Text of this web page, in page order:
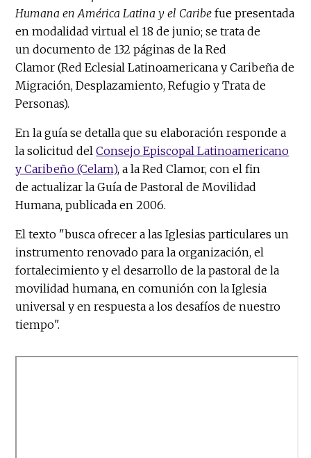
Humana en América Latina y el Caribe fue presentada
en modalidad virtual el 18 de junio; se trata de
un documento de 132 páginas de la Red
Clamor (Red Eclesial Latinoamericana y Caribeña de
Migración, Desplazamiento, Refugio y Trata de
Personas).
En la guía se detalla que su elaboración responde a
la solicitud delConsejo Episcopal Latinoamericano
y Caribeño (Celam), a la Red Clamor, con el fin
de actualizar la Guía de Pastoral de Movilidad
Humana, publicada en 2006.
El texto "busca ofrecer a las Iglesias particulares un
instrumento renovado para la organización, el
fortalecimiento y el desarrollo de la pastoral de la
movilidad humana, en comunión con la Iglesia
universal y en respuesta a los desafíos de nuestro
tiempo".